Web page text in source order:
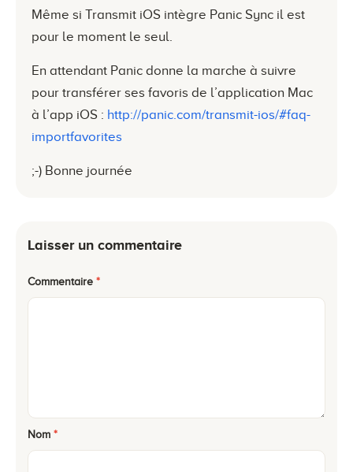
Même si Transmit iOS intègre Panic Sync il est
pour le moment le seul.
En attendant Panic donne la marche à suivre
pour transférer ses favoris de l’application Mac
à l’app iOS : http://panic.com/transmit-ios/#faq-
importfavorites
;-) Bonne journée
Laisser un commentaire
Commentaire *
Nom *